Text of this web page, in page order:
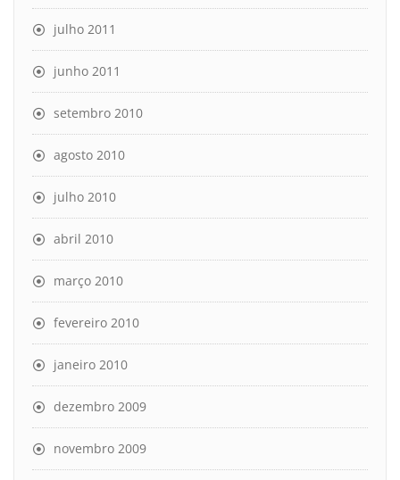
julho 2011
junho 2011
setembro 2010
agosto 2010
julho 2010
abril 2010
março 2010
fevereiro 2010
janeiro 2010
dezembro 2009
novembro 2009